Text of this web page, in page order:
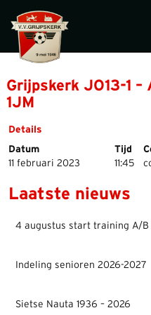
Grijpskerk JO13-1 –
1JM
Details
Datum
Tijd
11 februari 2023
11:45
Laatste nieuws
4 augustus start training A/B
Indeling senioren 2026-2027
Sietse Nauta 1936 – 2026